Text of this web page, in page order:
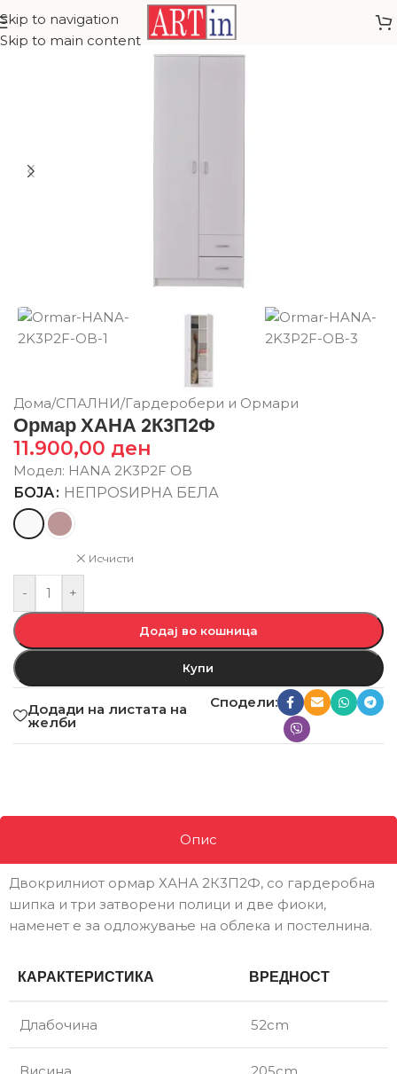
Skip to navigation
Skip to main content
Дома/СПАЛНИ/Гардеробери и Ормари
Ормар ХАНА 2К3П2Ф
11.900,00 ден
Модел: HANA 2K3P2F OB
БОЈА
НЕПРОЅИРНА БЕЛА
Исчисти
- +
Додај во кошница
Купи
Додади на листата на
желби
Сподели:
Опис
Двокрилниот ормар ХАНА 2К3П2Ф, со гардеробна
шипка и три затворени полици и две фиоки,
наменет е за одложување на облека и постелнина.
КАРАКТЕРИСТИКА ВРЕДНОСТ
Длабочина 52cm